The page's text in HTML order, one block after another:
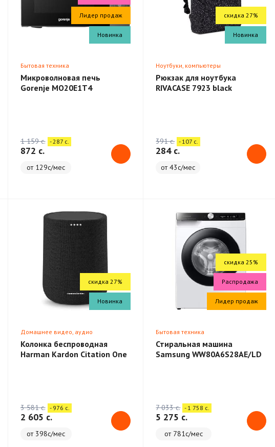
Лидер продаж
Новинка
Бытовая техника
Микроволновая печь
Gorenje MO20E1T4
1 159 c. - 287 c.
872 c.
от 129с/мес
скидка 27%
Новинка
Ноутбуки, компьютеры
Рюкзак для ноутбука
RIVACASE 7923 black
391 c. - 107 c.
284 c.
от 43с/мес
скидка 27%
Новинка
Домашнее видео, аудио
Колонка беспроводная
Harman Kardon Citation One
3 581 c. - 976 c.
2 605 c.
от 398с/мес
скидка 25%
Распродажа
Лидер продаж
Бытовая техника
Стиральная машина
Samsung WW80A6S28AE/LD
7 033 c. - 1 758 c.
5 275 c.
от 781с/мес